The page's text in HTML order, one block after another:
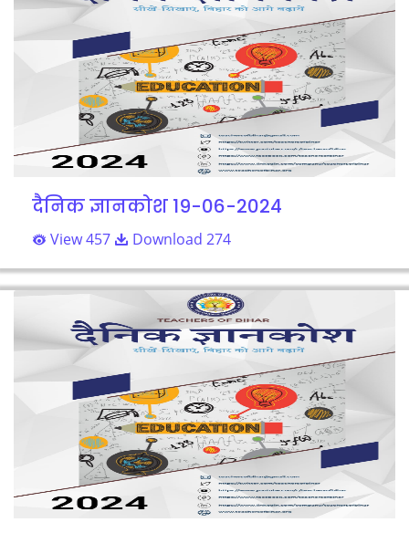
दैनिक ज्ञानकोश 19-06-2024
View 457 Download 274